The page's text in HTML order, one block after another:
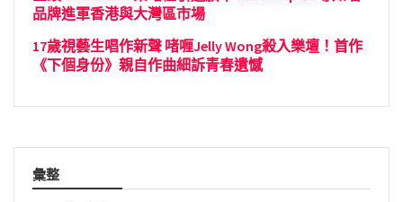
品牌進軍香港與大灣區市場
17歲視藝生唱作新聲 啫喱Jelly Wong殺入樂壇！首作
《下個身份》親自作曲細訴青春遺憾
彙整